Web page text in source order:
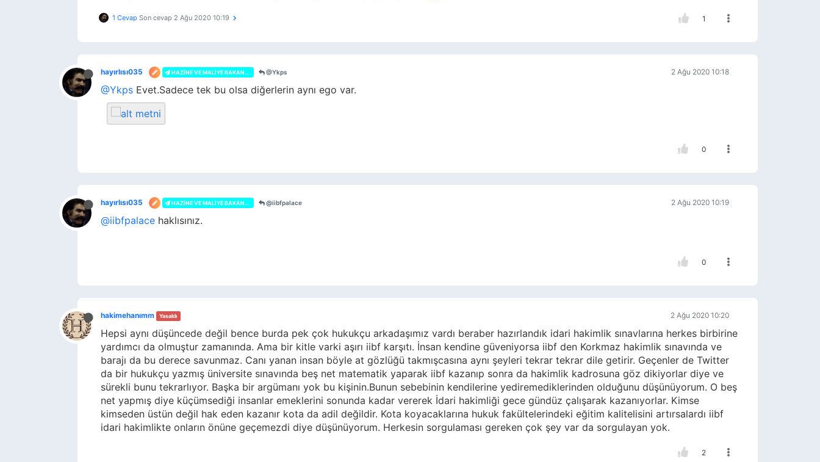
1 Cevap Son cevap 2 Ağu 2020 10:19 1
hayırlısı035 HAZINE VE MALIYE BAKANLIĞI @Ykps 2 Ağu 2020 10:18
@Ykps Evet.Sadece tek bu olsa diğerlerin aynı ego var.
0
hayırlısı035 HAZINE VE MALIYE BAKANLIĞI @iibfpalace 2 Ağu 2020 10:19
@iibfpalace haklısınız.
0
hakimehanımm Yasaklı 2 Ağu 2020 10:20
Hepsi aynı düşüncede değil bence burda pek çok hukukçu arkadaşımız vardı beraber hazırlandık idari hakimlik sınavlarına herkes birbirine
yardımcı da olmuştur zamanında. Ama bir kitle varki aşırı iibf karşıtı. İnsan kendine güveniyorsa iibf den Korkmaz hakimlik sınavında ve
barajı da bu derece savunmaz. Canı yanan insan böyle at gözlüğü takmışcasına aynı şeyleri tekrar tekrar dile getirir. Geçenler de Twitter
da bir hukukçu yazmış üniversite sınavında beş net matematik yaparak iibf kazanıp sonra da hakimlik kadrosuna göz dikiyorlar diye ve
sürekli bunu tekrarlıyor. Başka bir argümanı yok bu kişinin.Bunun sebebinin kendilerine yediremediklerinden olduğunu düşünüyorum. O beş
net yapmış diye küçümsediği insanlar emeklerini sonunda kadar vererek İdari hakimliği gece gündüz çalışarak kazanıyorlar. Kimse
kimseden üstün değil hak eden kazanır kota da adil değildir. Kota koyacaklarına hukuk fakültelerindeki eğitim kalitelisini artırsalardı iibf
idari hakimlikte onların önüne geçemezdi diye düşünüyorum. Herkesin sorgulaması gereken çok şey var da sorgulayan yok.
2